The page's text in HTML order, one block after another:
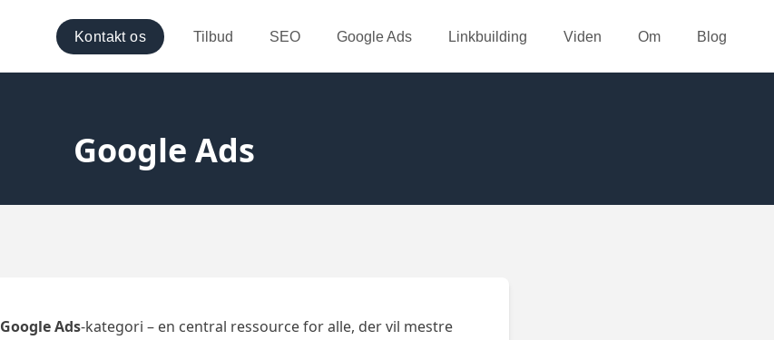
Kontakt os Tilbud SEO Google Ads Linkbuilding Viden Om Blog
Google Ads
Google Ads-kategori – en central ressource for alle, der vil mestre